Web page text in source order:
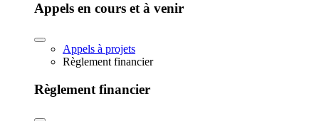
Appels en cours et à venir
Appels à projets
Règlement financier
Règlement financier